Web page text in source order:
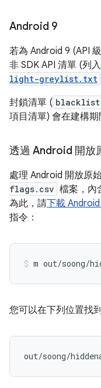
Android 9
若為 Android 9 (API
非 SDK API 清單 (列
light-greylist.txt
封鎖清單 ( blacklist
項目清單) 會在建構期
透過 Android 開放
處理 Android 開放原
flags.csv 檔案，內
為此，請下載
指令：
您可以在下列位置找